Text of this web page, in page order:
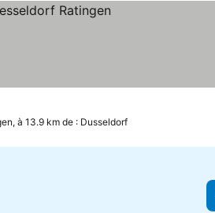
à 13.9 km de : Dusseldorf